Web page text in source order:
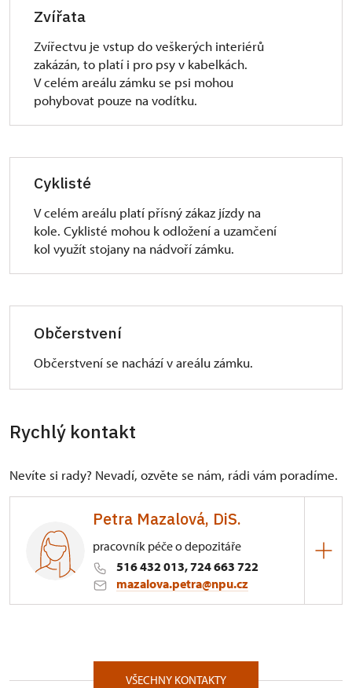
Zvířata
Zvířectvu je vstup do veškerých interiérů
zakázán, to platí i pro psy v kabelkách.
V celém areálu zámku se psi mohou
pohybovat pouze na vodítku.
Cyklisté
V celém areálu platí přísný zákaz jízdy na
kole. Cyklisté mohou k odložení a uzamčení
kol využít stojany na nádvoří zámku.
Občerstvení
Občerstvení se nachází v areálu zámku.
Rychlý kontakt
Nevíte si rady? Nevadí, ozvěte se nám, rádi vám poradíme.
Petra Mazalová, DiS.
pracovník péče o depozitáře
516 432 013, 724 663 722
mazalova.petra@npu.cz
VŠECHNY KONTAKTY